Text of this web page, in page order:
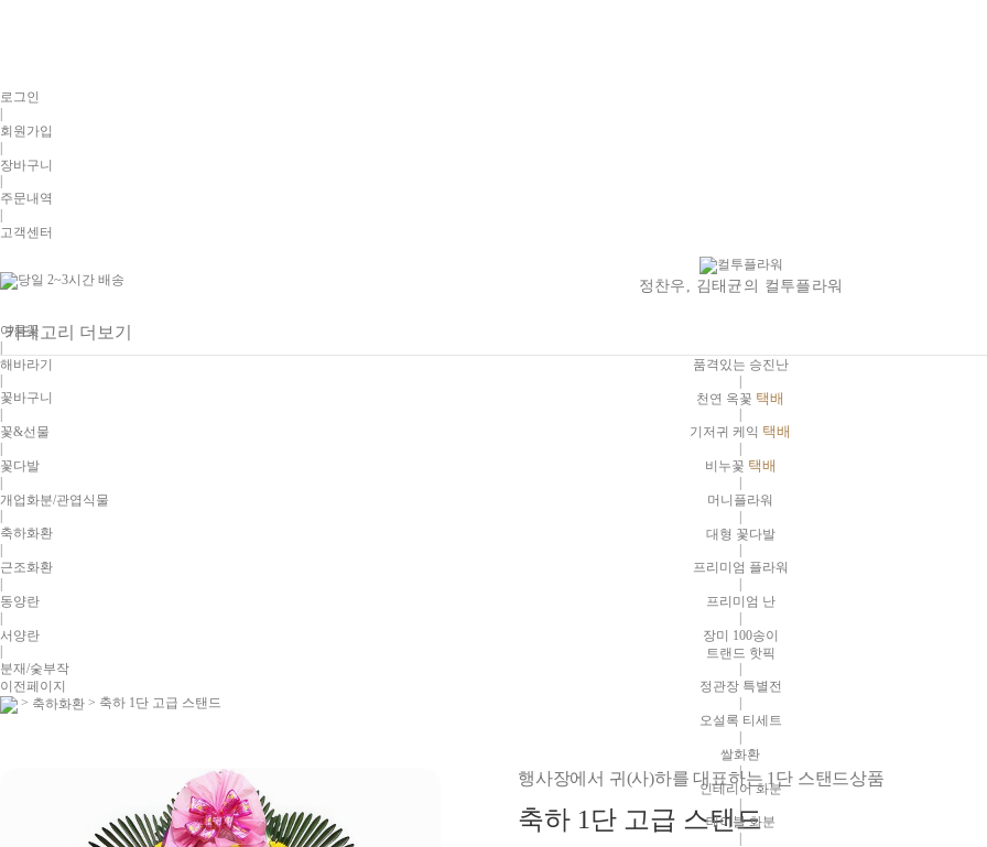
로그인
|
회원가입
|
장바구니
주문내역
고객센터
정찬우, 김태균의 컬투플라워
카테고리 더보기
품격있는 승진난
|
천연 옥꽃 택배
기저귀 케익 택배
비누꽃 택배
|
머니플라워
|
대형 꽃다발
프리미엄 플라워
프리미엄 난
|
장미 100송이
트랜드 핫픽
정관장 특별전
오설록 티세트
|
쌀화환
|
인테리어 화분
테이블 화분
여름꽃
|
해바라기
꽃바구니
꽃&선물
|
꽃다발
|
개업화분/관엽식물
축하화환
근조화환
|
동양란
|
서양란
분재/숯부작
이전페이지
> 축하화환 > 축하 1단 고급 스탠드
행사장에서 귀(사)하를 대표하는 1단 스탠드상품
축하 1단 고급 스탠드